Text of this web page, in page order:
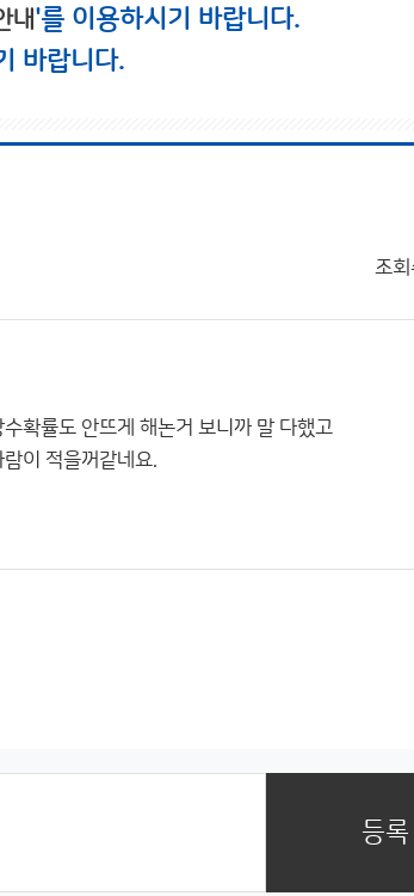
내'를 이용하시기 바랍니다.
바랍니다.
조회
확률도 안뜨게 해논거 보니까 말 다했고
이 적을꺼같네요.
등록